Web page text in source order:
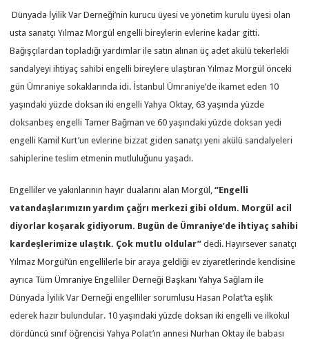
Dünyada İyilik Var Derneği’nin kurucu üyesi ve yönetim kurulu üyesi olan
usta sanatçı Yılmaz Morgül engelli bireylerin evlerine kadar gitti.
Bağışçılardan topladığı yardımlar ile satın alınan üç adet akülü tekerlekli
sandalyeyi ihtiyaç sahibi engelli bireylere ulaştıran Yılmaz Morgül önceki
gün Ümraniye sokaklarında idi. İstanbul Ümraniye’de ikamet eden 10
yaşındaki yüzde doksan iki engelli Yahya Oktay, 63 yaşında yüzde
doksanbeş engelli Tamer Bağman ve 60 yaşındaki yüzde doksan yedi
engelli Kamil Kurt’un evlerine bizzat giden sanatçı yeni akülü sandalyeleri
sahiplerine teslim etmenin mutluluğunu yaşadı.
Engelliler ve yakınlarının hayır dualarını alan Morgül,“Engelli
vatandaşlarımızın yardım çağrı merkezi gibi oldum. Morgül acil
diyorlar koşarak gidiyorum. Bugün de Ümraniye’de ihtiyaç sahibi
kardeşlerimize ulaştık. Çok mutlu oldular”dedi. Hayırsever sanatçı
Yılmaz Morgül’ün engellilerle bir araya geldiği ev ziyaretlerinde kendisine
ayrıca Tüm Ümraniye Engelliler Derneği Başkanı Yahya Sağlam ile
Dünyada İyilik Var Derneği engelliler sorumlusu Hasan Polat’ta eşlik
ederek hazır bulundular. 10 yaşındaki yüzde doksan iki engelli ve ilkokul
dördüncü sınıf öğrencisi Yahya Polat’ın annesi Nurhan Oktay ile babası